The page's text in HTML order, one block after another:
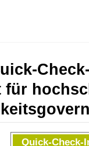
Check-
für
,Suche
Quick-Check-